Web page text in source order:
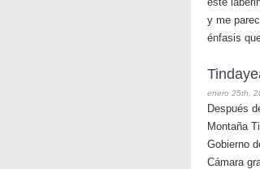
y me
énfasis
enero 25th,
Después
Montaña
Gobierno
Cámara